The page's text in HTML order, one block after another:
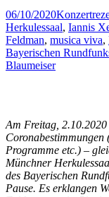
06/10/2020
Herkulessaal, Iannis
Feldman, musica viva,
Bayerischen
Blaumeiser
Am Freitag,
Coronabestimmungen
Programme etc.) –
Münchner
des Bayerischen
Pause. Es erklangen